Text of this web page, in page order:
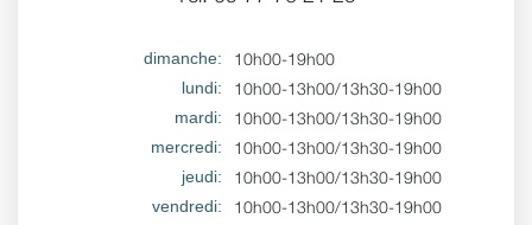
dimanche: 10h00-19h00
lundi: 10h00-13h00/13h30-19h00
mardi: 10h00-13h00/13h30-19h00
mercredi: 10h00-13h00/13h30-19h00
jeudi: 10h00-13h00/13h30-19h00
vendredi: 10h00-13h00/13h30-19h00